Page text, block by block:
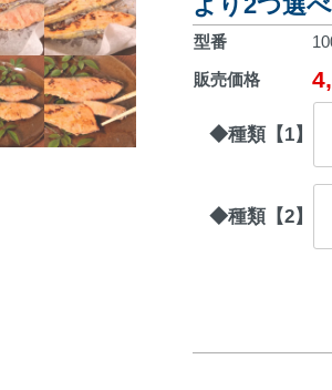
型番
販売価格
◆種類【1】
◆種類【2】